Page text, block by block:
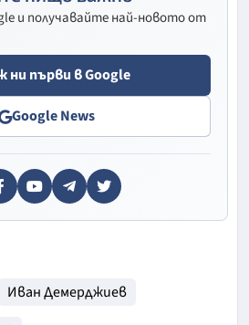
и получавайте най-новото от
ни първи в Google
Google News
Иван Демерджиев